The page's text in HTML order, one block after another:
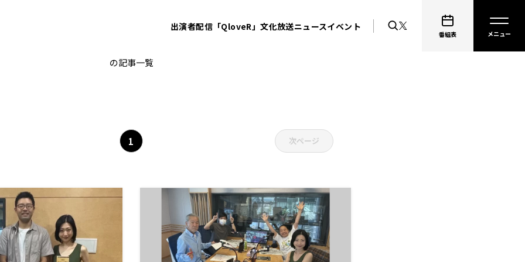
出演者配信「QloveR」文化放送ニュースイベント
番組表
の記事一覧
1 次ページ